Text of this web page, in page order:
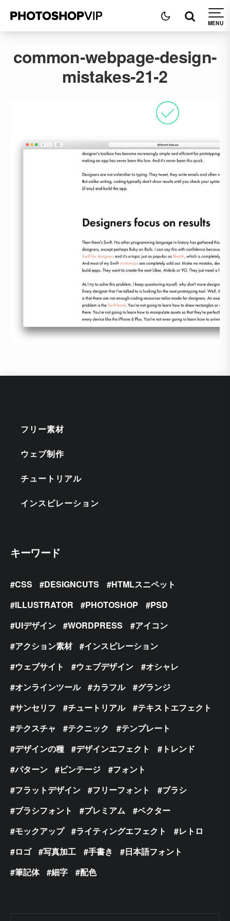
common-webpage-design-
mistakes-21-2
フリー素材
ウェブ制作
チュートリアル
インスピレーション
キーワード
CSS DESIGNCUTS
HTMLスニペット
ILLUSTRATOR
PHOTOSHOP
PSD
UIデザイン
WORDPRESS
アイコン
アクション素材
インスピレーション
ウェブサイト
ウェブデザイン
オシャレ
オンラインツール
カラフル
グランジ
サンセリフ
チュートリアル
テキストエフェクト
テクスチャ
テクニック
テンプレート
デザインの種
デザインエフェクト
トレンド
パターン
ビンテージ
フォント
フラットデザイン
フリーフォント
ブラシ
ブラシフォント
プレミアム
ベクター
モックアップ
ライティングエフェクト
レトロ
ロゴ
写真加工 手書き
日本語フォント
筆記体
細字 配色